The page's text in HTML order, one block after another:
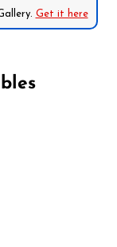
Get it here